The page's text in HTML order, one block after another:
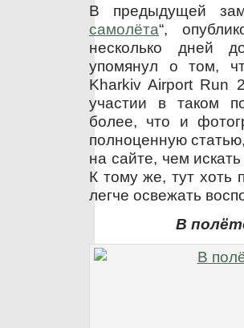
В предыдущей
самолёта“,
несколько дней
упомянул о том,
Kharkiv Airport Run
участии в таком
более, что и
полноценную
на сайте, чем
К тому же, тут хоть
легче освежать
В